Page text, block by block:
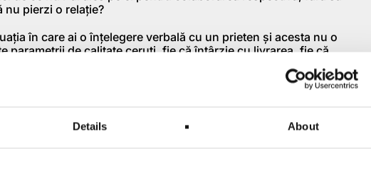
Details About
nu pierzi o relație?
în care ai o înțelegere verbală cu un prieten și acesta nu o
parametrii de calitate ceruți, fie că întârzie cu livrarea, fie că
Sau insiști politicos la el să își respecte înțelegerea inițială?
rea voință sau nu – înțelegerea inițială? Până unde ești
asumarea pagubelor?
de multe ori neîntemeiate – și care a înșelat de multe ori
experiență că e mai sănătos pentru orice act de comerț între
Printr-un document redactat de părți anterior desfășurării